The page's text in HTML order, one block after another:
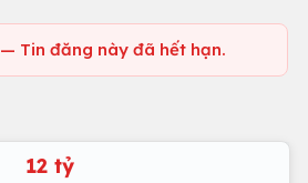
— Tin đăng này đã hết hạn.
12 tỷ